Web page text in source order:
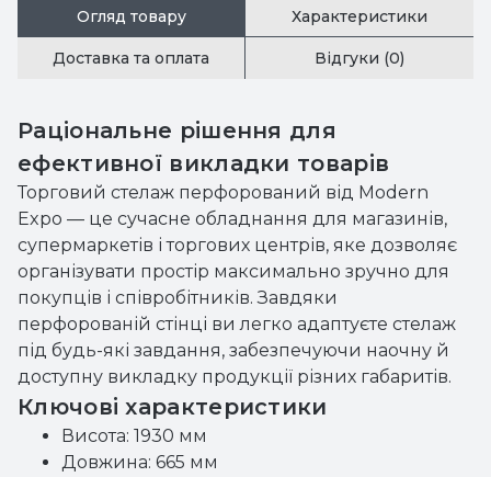
Огляд товару Характеристики
Доставка та оплата Відгуки (0)
Раціональне рішення для
ефективної викладки товарів
Торговий стелаж перфорований від Modern
Expo — це сучасне обладнання для магазинів,
супермаркетів і торгових центрів, яке дозволяє
організувати простір максимально зручно для
покупців і співробітників. Завдяки
перфорованій стінці ви легко адаптуєте стелаж
під будь-які завдання, забезпечуючи наочну й
доступну викладку продукції різних габаритів.
Ключові характеристики
Висота: 1930 мм
Довжина: 665 мм